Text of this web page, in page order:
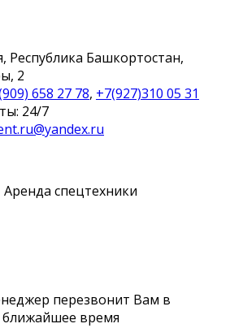
Республика Башкортостан,
2
658 27 78, +7(927)310 05 31
24/7
спецтехники
перезвонит Вам в
ближайшее время